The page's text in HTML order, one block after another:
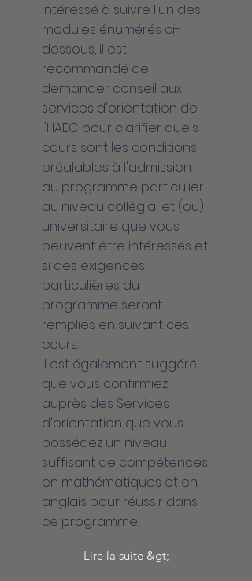
intéressé à suivre l'un des
modules énumérés ci-
dessous, il est
recommandé de
demander conseil aux
services d'orientation de
l'HAEC pour clarifier quels
cours sont les conditions
préalables à l'admission
au programme particulier
au niveau collégial et (ou)
universitaire que vous
peuvent être intéressés et
si des exigences
particulières du
programme seront
remplies en suivant ces
cours.
Il est également suggéré
que vous confirmiez
auprès des Services
d'orientation que vous
possédez un niveau
suffisant de compétences
en mathématiques et en
anglais pour réussir dans
ce programme.
Lire la suite &gt;